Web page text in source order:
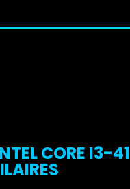
CORE I3-